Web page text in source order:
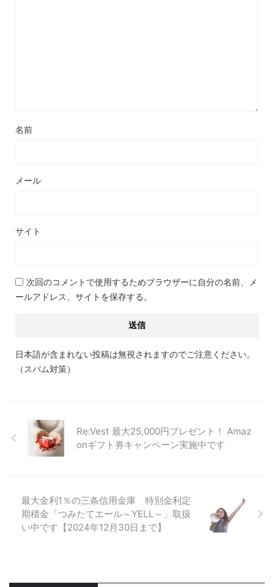
名前
メール
サイト
次回のコメントで使用するためブラウザーに自分の名前、メ
ールアドレス、サイトを保存する。
日本語が含まれない投稿は無視されますのでご注意ください。
（スパム対策）
Re:Vest 最大25,000円プレゼント！ Amaz
onギフト券キャンペーン実施中です
最大金利1％の三条信用金庫 特別金利定
期積金「つみたてエール～YELL～」取扱
い中です【2024年12月30日まで】